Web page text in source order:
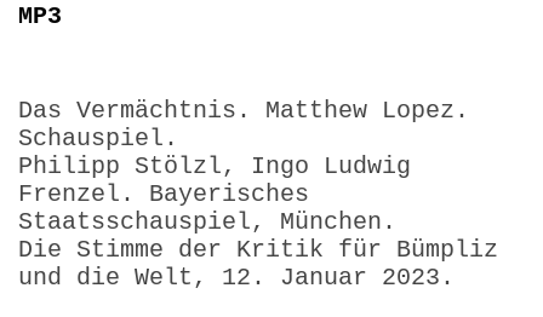
MP3
Das Vermächtnis. Matthew Lopez.
Schauspiel.
Philipp Stölzl, Ingo Ludwig
Frenzel. Bayerisches
Staatsschauspiel, München.
Die Stimme der Kritik für Bümpliz
und die Welt, 12. Januar 2023.